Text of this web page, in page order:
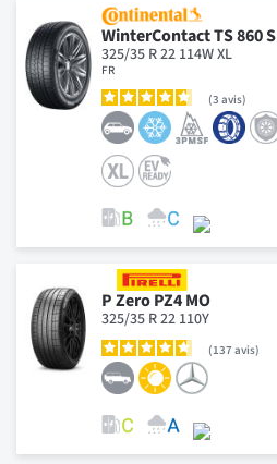
WinterContact TS 860 S
325/35 R 22 114W XL
FR
3 avis
P Zero PZ4 MO
325/35 R 22 110Y
137 avis